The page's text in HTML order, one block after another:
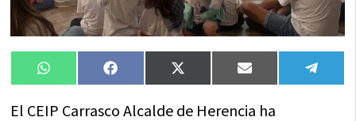
Compartir
en
WhatsAppCompartir
en
FacebookCompartir
en
X
(Twitter)
Compartir
en
Email
en
El CEIP Carrasco Alcalde de Herencia ha